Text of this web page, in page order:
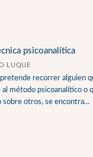
psicoanalítica
LUQUE
pretende recorrer alguien
método psicoanalítico o
sobre otros, se encontra...